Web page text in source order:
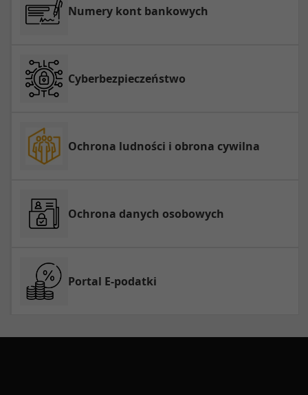
Numery kont bankowych
Cyberbezpieczeństwo
Ochrona ludności i obrona cywilna
Ochrona danych osobowych
Portal E-podatki